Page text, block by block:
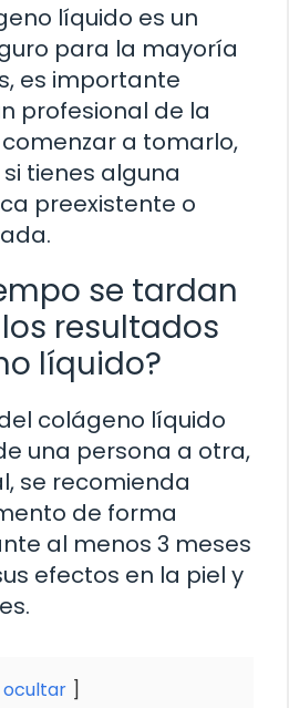
líquido es un
para la mayoría
es importante
profesional de la
a tomarlo,
tienes alguna
preexistente o
se tardan
resultados
líquido?
colágeno líquido
una persona a otra,
se recomienda
de forma
al menos 3 meses
efectos en la piel y
ocultar